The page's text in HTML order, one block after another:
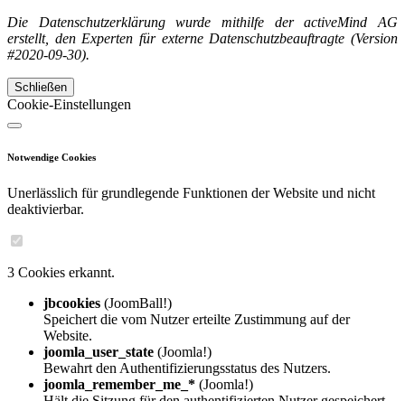
Die Datenschutzerklärung wurde mithilfe der activeMind AG
erstellt, den Experten für externe Datenschutzbeauftragte (Version
#2020-09-30).
Schließen
Cookie-Einstellungen
Notwendige Cookies
Unerlässlich für grundlegende Funktionen der Website und nicht
deaktivierbar.
3 Cookies erkannt.
jbcookies (JoomBall!)
Speichert die vom Nutzer erteilte Zustimmung auf der
Website.
joomla_user_state (Joomla!)
Bewahrt den Authentifizierungsstatus des Nutzers.
joomla_remember_me_* (Joomla!)